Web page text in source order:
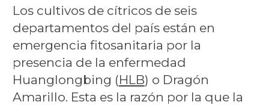
Los cultivos de cítricos de seis
departamentos del país están en
emergencia fitosanitaria por la
presencia de la enfermedad
Huanglongbing (HLB) o Dragón
Amarillo. Esta es la razón por la que la